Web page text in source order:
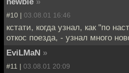
#10 | 03.08.01 16:46
кстати, когда узнал, как "по
откос поезда, - узнал много
EviLMaN »
#11 | 03.08.01 20:09